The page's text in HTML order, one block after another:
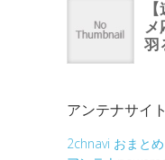
アンテナサイト
2chnavi おまとめ